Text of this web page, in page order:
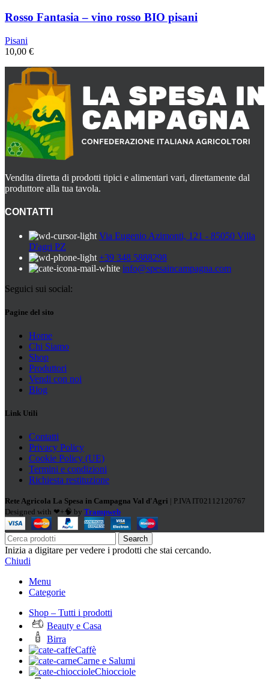
Rosso Fantasia – vino rosso BIO pisani
Pisani
10,00 €
Vendita diretta di prodotti tipici e alimentari vari, direttamente dal
produttore alla tua tavola.
CONTATTI
Via Eugenio Azimonti, 121 - 85050 Villa
D'agri PZ
+39 348 5888298
info@spesaincampagna.com
Seguici sui social:
Pagine del sito
Home
Chi Siamo
Shop
Produttori
Vendi con noi
Blog
Link Utili
Contatti
Privacy Policy
Cookie Policy (UE)
Termini e condizioni
Richiesta restituzione
Rete Agricola La Spesa in Campagna Val d'Agri | P.IVA IT02112120767
Designed with ❤+🧠 by Trampweb
Search
Inizia a digitare per vedere i prodotti che stai cercando.
Chiudi
Menu
Categorie
Shop – Tutti i prodotti
Beauty e Casa
Birra
Caffè
Carne e Salumi
Chiocciole